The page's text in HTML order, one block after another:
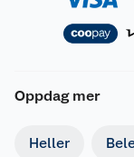
Oppdag mer
Heller